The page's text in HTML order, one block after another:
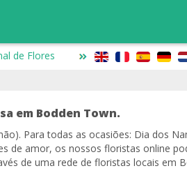
de Flores
em Bodden Town.
Para todas as ocasiões: Dia dos
de amor, os nossos floristas online
de uma rede de floristas locais em